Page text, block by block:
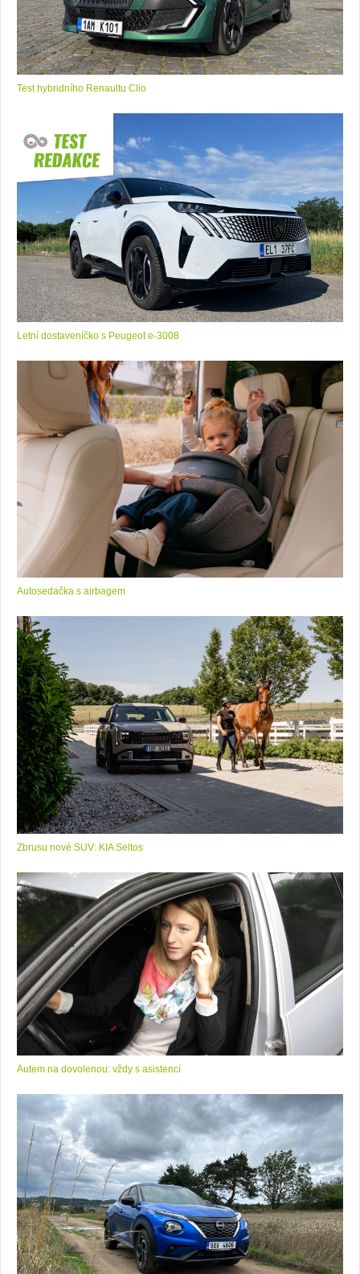
Test hybridního Renaultu Clio
Letní dostaveníčko s Peugeot e-3008
Autosedačka s airbagem
Zbrusu nové SUV: KIA Seltos
Autem na dovolenou: vždy s asistencí